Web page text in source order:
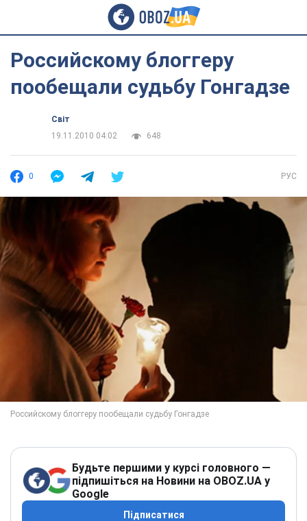
Российскому блоггеру
пообещали судьбу Гонгадзе
Світ
19.11.2010 04:02
648
0 РУС
Будьте першими у курсі головного —
підпишіться на Новини на OBOZ.UA у
Google
Підписатися